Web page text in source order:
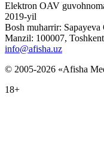
Elektron OAV
2019-yil
Bosh muharrir:
Manzil: 100007,
info@afisha.uz
© 2005-2026 «Afisha
18+